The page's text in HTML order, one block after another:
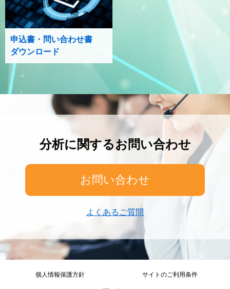
申込書・問い合わせ書
ダウンロード
分析に関するお問い合わせ
お問い合わせ
よくあるご質問
個人情報保護方針 サイトのご利用条件